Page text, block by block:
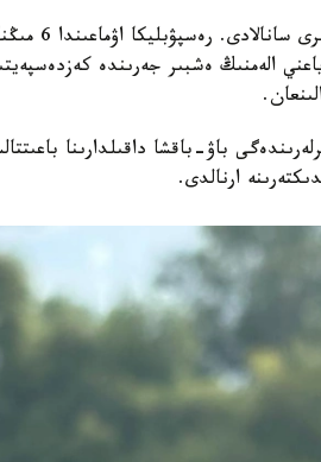
قازاقستان
ەندەميك، ياعني الەمنىڭ ەشبىر جەرىندە
باۋ-باقشا داقىلدارىنا
ارنالدى.